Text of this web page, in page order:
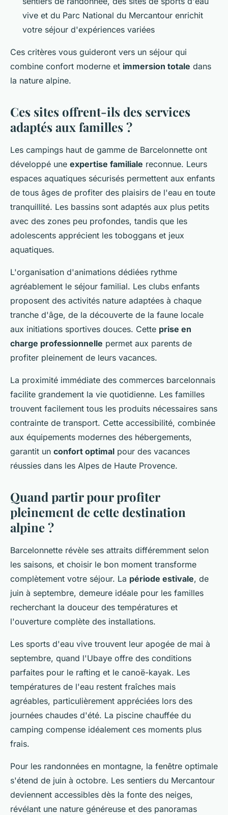
vive et du Parc National du Mercantour enrichit
votre séjour d'expériences variées
Ces critères vous guideront vers un séjour qui
combine confort moderne et immersion totale dans
la nature alpine.
Ces sites offrent-ils des services
adaptés aux familles ?
Les campings haut de gamme de Barcelonnette ont
développé une expertise familiale reconnue. Leurs
espaces aquatiques sécurisés permettent aux enfants
de tous âges de profiter des plaisirs de l'eau en toute
tranquillité. Les bassins sont adaptés aux plus petits
avec des zones peu profondes, tandis que les
adolescents apprécient les toboggans et jeux
aquatiques.
L'organisation d'animations dédiées rythme
agréablement le séjour familial. Les clubs enfants
proposent des activités nature adaptées à chaque
tranche d'âge, de la découverte de la faune locale
aux initiations sportives douces. Cette prise en
charge professionnelle permet aux parents de
profiter pleinement de leurs vacances.
La proximité immédiate des commerces barcelonnais
facilite grandement la vie quotidienne. Les familles
trouvent facilement tous les produits nécessaires sans
contrainte de transport. Cette accessibilité, combinée
aux équipements modernes des hébergements,
garantit un confort optimal pour des vacances
réussies dans les Alpes de Haute Provence.
Quand partir pour profiter
pleinement de cette destination
alpine ?
Barcelonnette révèle ses attraits différemment selon
les saisons, et choisir le bon moment transforme
complètement votre séjour. La période estivale, de
juin à septembre, demeure idéale pour les familles
recherchant la douceur des températures et
l'ouverture complète des installations.
Les sports d'eau vive trouvent leur apogée de mai à
septembre, quand l'Ubaye offre des conditions
parfaites pour le rafting et le canoë-kayak. Les
températures de l'eau restent fraîches mais
agréables, particulièrement appréciées lors des
journées chaudes d'été. La piscine chauffée du
camping compense idéalement ces moments plus
frais.
Pour les randonnées en montagne, la fenêtre optimale
s'étend de juin à octobre. Les sentiers du Mercantour
deviennent accessibles dès la fonte des neiges,
révélant une nature généreuse et des panoramas